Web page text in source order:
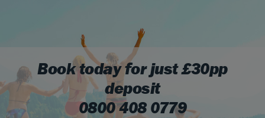
Book today for just £30pp
deposit
0800 408 0779